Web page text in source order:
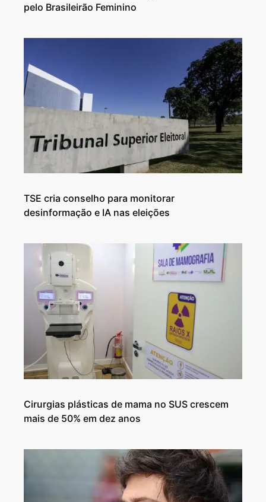
pelo Brasileirão Feminino
TSE cria conselho para monitorar
desinformação e IA nas eleições
Cirurgias plásticas de mama no SUS crescem
mais de 50% em dez anos